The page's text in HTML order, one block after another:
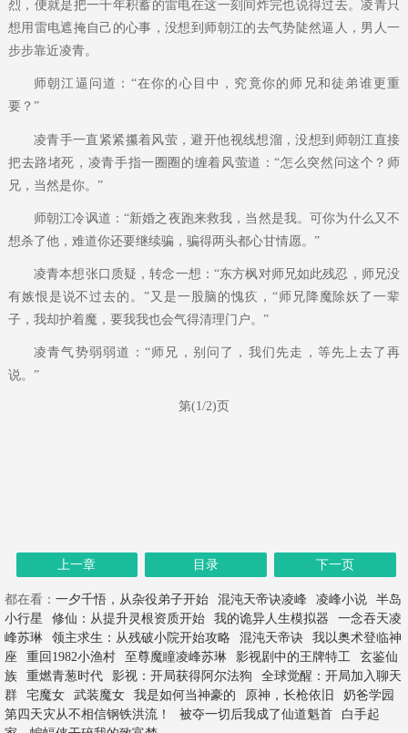
烈，便就是把一千年积蓄的雷电在这一刻间炸完也说得过去。凌青只
想用雷电遮掩自己的心事，没想到师朝江的去气势陡然逼人，男人一
步步靠近凌青。
师朝江逼问道：“在你的心目中，究竟你的师兄和徒弟谁更重
要？”
凌青手一直紧紧攥着风萤，避开他视线想溜，没想到师朝江直接
把去路堵死，凌青手指一圈圈的缠着风萤道：“怎么突然问这个？师
兄，当然是你。”
师朝江冷讽道：“新婚之夜跑来救我，当然是我。可你为什么又不
想杀了他，难道你还要继续骗，骗得两头都心甘情愿。”
凌青本想张口质疑，转念一想：“东方枫对师兄如此残忍，师兄没
有嫉恨是说不过去的。”又是一股脑的愧疚，“师兄降魔除妖了一辈
子，我却护着魔，要我我也会气得清理门户。”
凌青气势弱弱道：“师兄，别问了，我们先走，等先上去了再
说。”
第(1/2)页
上一章 目录 下一页
都在看： 一夕千悟，从杂役弟子开始 混沌天帝诀凌峰 凌峰小说
半岛
小行星
修仙：从提升灵根资质开始 我的诡异人生模拟器
一念吞天凌
峰苏琳
领主求生：从残破小院开始攻略 混沌天帝诀
我以奥术登临神
座
重回1982小渔村 至尊魔瞳凌峰苏琳 影视剧中的王牌特工
玄鉴仙
族
重燃青葱时代 影视：开局获得阿尔法狗
全球觉醒：开局加入聊天
群
宅魔女 武装魔女 我是如何当神豪的 原神，长枪依旧
奶爸学园
第四天灾从不相信钢铁洪流！
被夺一切后我成了仙道魁首
白手起